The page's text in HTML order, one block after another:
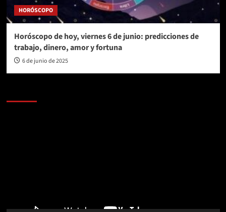
HORÓSCOPO
Horóscopo de hoy, viernes 6 de junio: predicciones de
trabajo, dinero, amor y fortuna
6 de junio de 2025